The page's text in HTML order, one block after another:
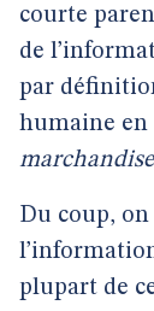
courte
de
par
humaine en
Du coup, on
plupart de